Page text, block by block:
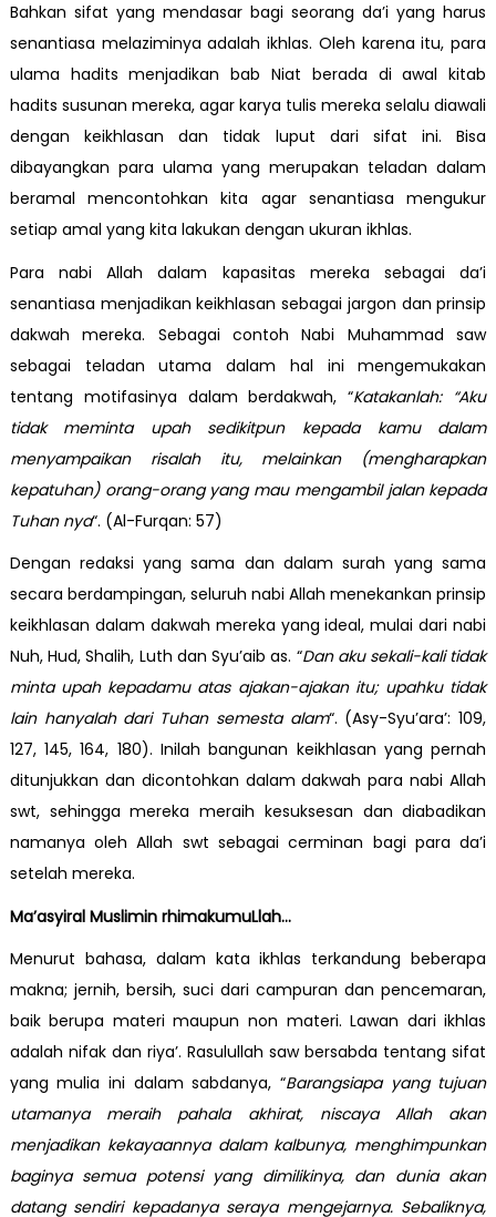
Bahkan sifat yang mendasar bagi seorang da’i yang harus
senantiasa melaziminya adalah ikhlas. Oleh karena itu, para
ulama hadits menjadikan bab Niat berada di awal kitab
hadits susunan mereka, agar karya tulis mereka selalu diawali
dengan keikhlasan dan tidak luput dari sifat ini. Bisa
dibayangkan para ulama yang merupakan teladan dalam
beramal mencontohkan kita agar senantiasa mengukur
setiap amal yang kita lakukan dengan ukuran ikhlas.
Para nabi Allah dalam kapasitas mereka sebagai da’i
senantiasa menjadikan keikhlasan sebagai jargon dan prinsip
dakwah mereka. Sebagai contoh Nabi Muhammad saw
sebagai teladan utama dalam hal ini mengemukakan
tentang motifasinya dalam berdakwah, “Katakanlah: “Aku
tidak meminta upah sedikitpun kepada kamu dalam
menyampaikan risalah itu, melainkan (mengharapkan
kepatuhan) orang-orang yang mau mengambil jalan kepada
Tuhan nya“. (Al-Furqan: 57)
Dengan redaksi yang sama dan dalam surah yang sama
secara berdampingan, seluruh nabi Allah menekankan prinsip
keikhlasan dalam dakwah mereka yang ideal, mulai dari nabi
Nuh, Hud, Shalih, Luth dan Syu’aib as. “Dan aku sekali-kali tidak
minta upah kepadamu atas ajakan-ajakan itu; upahku tidak
lain hanyalah dari Tuhan semesta alam“. (Asy-Syu’ara’: 109,
127, 145, 164, 180). Inilah bangunan keikhlasan yang pernah
ditunjukkan dan dicontohkan dalam dakwah para nabi Allah
swt, sehingga mereka meraih kesuksesan dan diabadikan
namanya oleh Allah swt sebagai cerminan bagi para da’i
setelah mereka.
Ma’asyiral Muslimin rhimakumuLlah…
Menurut bahasa, dalam kata ikhlas terkandung beberapa
makna; jernih, bersih, suci dari campuran dan pencemaran,
baik berupa materi maupun non materi. Lawan dari ikhlas
adalah nifak dan riya’. Rasulullah saw bersabda tentang sifat
yang mulia ini dalam sabdanya, “Barangsiapa yang tujuan
utamanya meraih pahala akhirat, niscaya Allah akan
menjadikan kekayaannya dalam kalbunya, menghimpunkan
baginya semua potensi yang dimilikinya, dan dunia akan
datang sendiri kepadanya seraya mengejarnya. Sebaliknya,